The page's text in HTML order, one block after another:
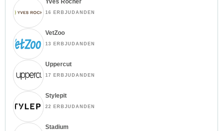
16 ERBJUDANDEN
VetZoo
13 ERBJUDANDEN
Uppercut
17 ERBJUDANDEN
Stylepit
22 ERBJUDANDEN
Stadium